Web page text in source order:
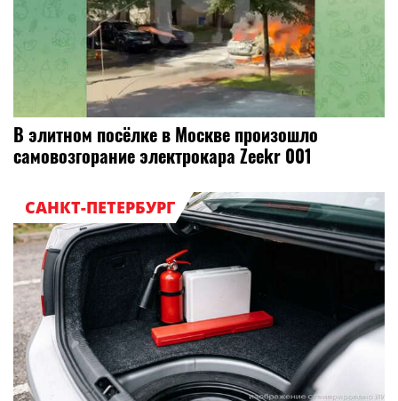
В элитном посёлке в Москве произошло
самовозгорание электрокара Zeekr 001
САНКТ-ПЕТЕРБУРГ